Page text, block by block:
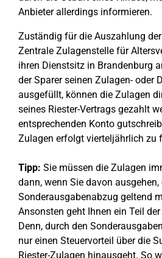
Anbieter allerdings informieren.
Zuständig für die Auszahlung
Zentrale Zulagenstelle für
ihren Dienstsitz in Brandenburg
der Sparer seinen Zulagen- oder
ausgefüllt, können die Zulagen
seines Riester-Vertrags gezahlt
entsprechenden Konto
Zulagen erfolgt vierteljährlich zu
Tipp: Sie müssen die Zulagen
dann, wenn Sie davon ausgehen,
Sonderausgabenabzug geltend
Ansonsten geht Ihnen ein Teil
Denn, durch den
nur einen Steuervorteil über die
Riester-Zulagen hinausgeht. So